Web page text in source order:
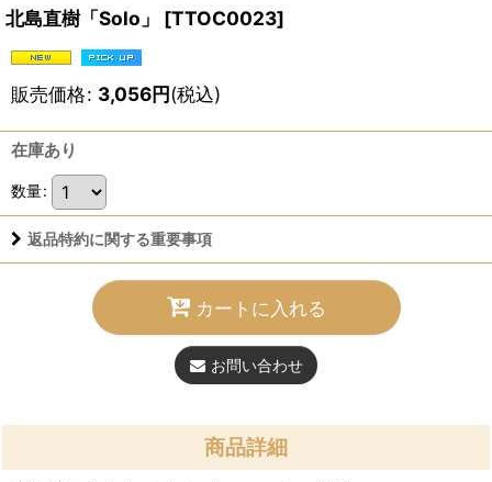
北島直樹「Solo」 [TTOC0023]
販売価格: 3,056円(税込)
在庫あり
数量:
返品特約に関する重要事項
カートに入れる
お問い合わせ
商品詳細